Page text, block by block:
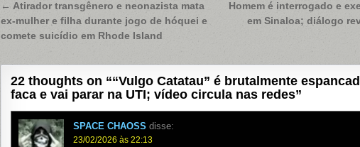
Navegação
de
Homem é interrogado e
em Sinaloa; diálogo
← Atirador transgênero e neonazista mata
ex-mulher e filha durante jogo de hóquei e
comete suicídio em Rhode Island
22 thoughts on ““Vulgo Catatau” é brutalmente
faca e vai parar na UTI; vídeo circula nas redes”
SPACE CHAOSS disse:
23/02/2026 às 22:13